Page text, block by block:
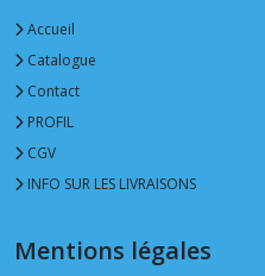
Accueil
Catalogue
Contact
PROFIL
CGV
INFO SUR LES LIVRAISONS
Mentions légales